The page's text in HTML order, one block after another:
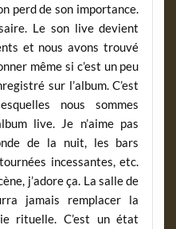
perd de son importance.
Le son live devient
et nous avons trouvé
même si c’est un peu
sur l’album. C’est
nous sommes
live. Je n’aime pas
de la nuit, les bars
incessantes, etc.
j’adore ça. La salle de
jamais remplacer la
rituelle. C’est un état